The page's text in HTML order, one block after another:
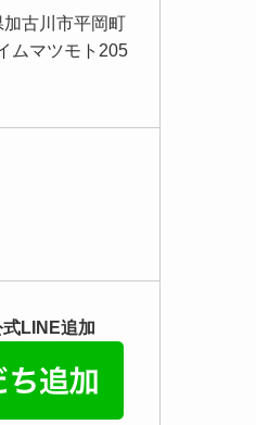
古川市平岡町
ムマツモト205
LINE追加